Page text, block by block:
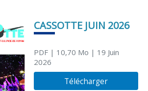
CASSOTTE JUIN 2026
PDF| 10,70 Mo | 19 Juin
2026
Télécharger